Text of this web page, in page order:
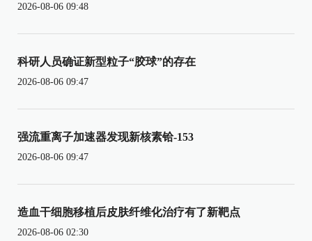
2026-08-06 09:48
科研人员确证新型粒子“胶球”的存在
2026-08-06 09:47
强流重离子加速器发现新核素铪-153
2026-08-06 09:47
造血干细胞移植后皮肤纤维化治疗有了新靶点
2026-08-06 02:30